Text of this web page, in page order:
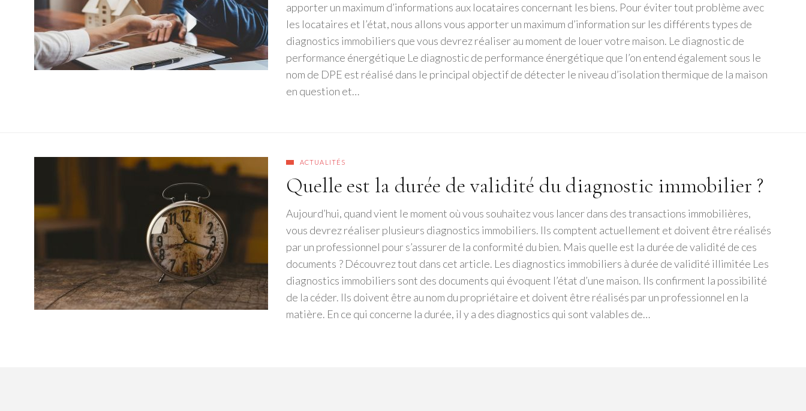
apporter un maximum d’informations aux locataires concernant les biens. Pour éviter tout problème avec
les locataires et l’état, nous allons vous apporter un maximum d’information sur les différents types de
diagnostics immobiliers que vous devrez réaliser au moment de louer votre maison. Le diagnostic de
performance énergétique Le diagnostic de performance énergétique que l’on entend également sous le
nom de DPE est réalisé dans le principal objectif de détecter le niveau d’isolation thermique de la maison
en question et…
ACTUALITÉS
Quelle est la durée de validité du diagnostic immobilier ?
Aujourd’hui, quand vient le moment où vous souhaitez vous lancer dans des transactions immobilières,
vous devrez réaliser plusieurs diagnostics immobiliers. Ils comptent actuellement et doivent être réalisés
par un professionnel pour s’assurer de la conformité du bien. Mais quelle est la durée de validité de ces
documents ? Découvrez tout dans cet article. Les diagnostics immobiliers à durée de validité illimitée Les
diagnostics immobiliers sont des documents qui évoquent l’état d’une maison. Ils confirment la possibilité
de la céder. Ils doivent être au nom du propriétaire et doivent être réalisés par un professionnel en la
matière. En ce qui concerne la durée, il y a des diagnostics qui sont valables de…